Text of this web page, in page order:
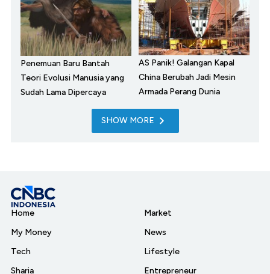
Penemuan Baru Bantah
Teori Evolusi Manusia yang
Sudah Lama Dipercaya
AS Panik! Galangan Kapal
China Berubah Jadi Mesin
Armada Perang Dunia
SHOW MORE
Home
My Money
Tech
Sharia
Market
News
Lifestyle
Entrepreneur